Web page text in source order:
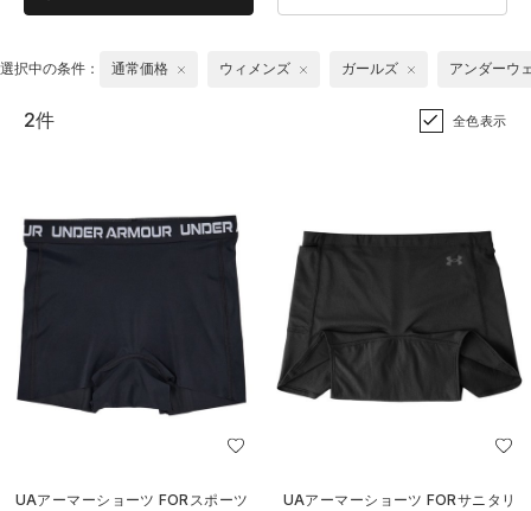
選択中の条件： 通常価格 ウィメンズ ガールズ アンダーウ
2件 全色表示
UAアーマーショーツ FORスポーツ
UAアーマーショーツ FORサニタリ